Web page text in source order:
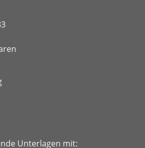
Unterlagen mit: